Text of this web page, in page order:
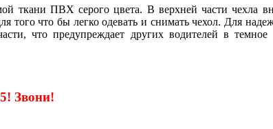
ткани ПВХ серого цвета. В верхней части чехла
что бы легко одевать и снимать чехол. Для
что предупреждает других водителей в
Звони!